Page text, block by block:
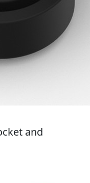
and